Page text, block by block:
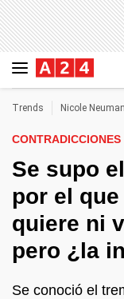
Trends Nicole
CONTRADICCIONES
Se supo
por el
quiere ni
pero ¿la
Se conoció el